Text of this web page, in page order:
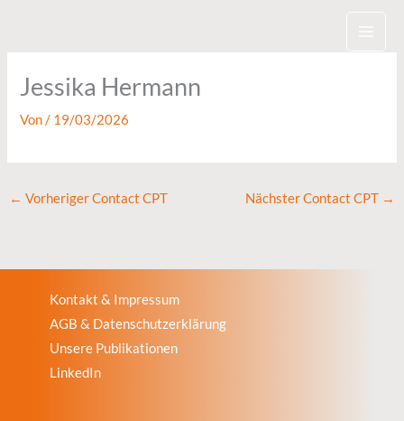
Jessika Hermann
Von/ 19/03/2026
← Vorheriger Contact CPT Nächster Contact CPT →
Kontakt & Impressum
AGB & Datenschutzerklärung
Unsere Publikationen
LinkedIn